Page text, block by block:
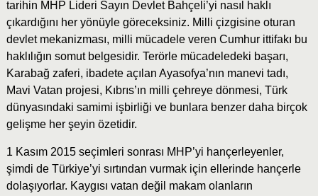
tarihin MHP Lideri Sayın Devlet Bahçeli’yi nasıl haklı
çıkardığını her yönüyle göreceksiniz. Milli çizgisine oturan
devlet mekanizması, milli mücadele veren Cumhur ittifakı bu
haklılığın somut belgesidir. Terörle mücadeledeki başarı,
Karabağ zaferi, ibadete açılan Ayasofya’nın manevi tadı,
Mavi Vatan projesi, Kıbrıs’ın milli çehreye dönmesi, Türk
dünyasındaki samimi işbirliği ve bunlara benzer daha birçok
gelişme her şeyin özetidir.
1 Kasım 2015 seçimleri sonrası MHP’yi hançerleyenler,
şimdi de Türkiye’yi sırtından vurmak için ellerinde hançerle
dolaşıyorlar. Kaygısı vatan değil makam olanların